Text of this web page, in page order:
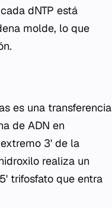
dNTP está
molde, lo que
es una transferencia
de ADN en
3' de la
realiza un
trifosfato que entra